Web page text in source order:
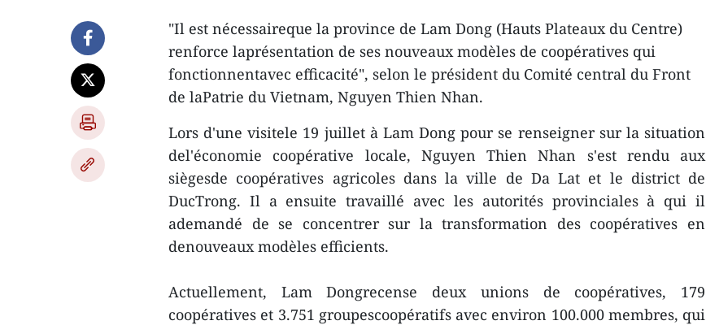
"Il est nécessaireque la province de Lam Dong (Hauts Plateaux du Centre)
renforce laprésentation de ses nouveaux modèles de coopératives qui
fonctionnentavec efficacité", selon le président du Comité central du Front
de laPatrie du Vietnam, Nguyen Thien Nhan.
Lors d'une visitele 19 juillet à Lam Dong pour se renseigner sur la situation
del'économie coopérative locale, Nguyen Thien Nhan s'est rendu aux
siègesde coopératives agricoles dans la ville de Da Lat et le district de
DucTrong. Il a ensuite travaillé avec les autorités provinciales à qui il
ademandé de se concentrer sur la transformation des coopératives en
denouveaux modèles efficients.
Actuellement, Lam Dongrecense deux unions de coopératives, 179
coopératives et 3.751 groupescoopératifs avec environ 100.000 membres, qui